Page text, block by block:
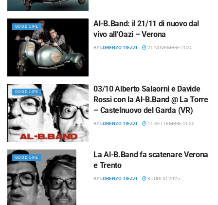
GOOD LIFE
Al-B.Band: il 21/11 di nuovo dal
vivo all’Oazi – Verona
BYLORENZO TIEZZI 21 NOVEMBRE 2025
GOOD LIFE
03/10 Alberto Salaorni e Davide
Rossi con la Al-B.Band @ La Torre
– Castelnuovo del Garda (VR)
BYLORENZO TIEZZI 11 SETTEMBRE 2025
GOOD LIFE
La Al-B.Band fa scatenare Verona
e Trento
BYLORENZO TIEZZI 8 LUGLIO 2025